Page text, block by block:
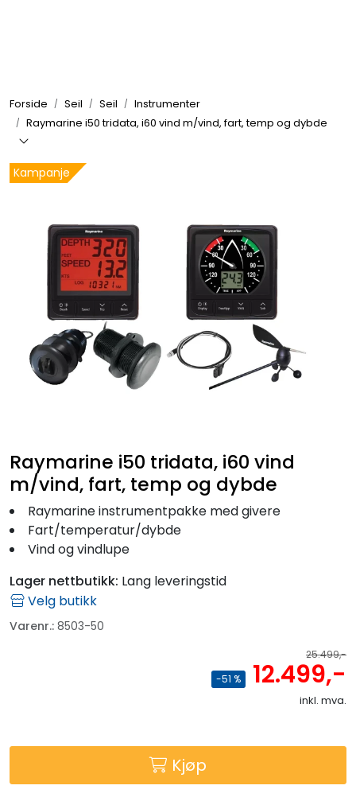
Forside Seil Seil
Instrumenter
Raymarine i50 tridata, i60 vind m/vind, fart, temp og dybde
Kampanje
Raymarine i50 tridata, i60 vind
m/vind, fart, temp og dybde
Raymarine instrumentpakke med givere
Fart/temperatur/dybde
Vind og vindlupe
Lager nettbutikk: Lang leveringstid
Velg butikk
Varenr.: 8503-50
25.499,-
-51 %
12.499,-
inkl. mva.
Kjøp
Elektrisk
Bygg/Innredning
VVS
Motor/Styring
Fortøyning
Båtpleie/Opplag
Seil
Outlet
Kampanje